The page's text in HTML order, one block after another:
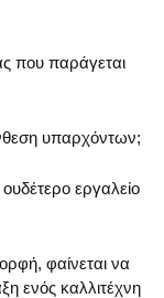
που παράγεται
υπαρχόντων;
εργαλείο
φαίνεται να
ενός καλλιτέχνη